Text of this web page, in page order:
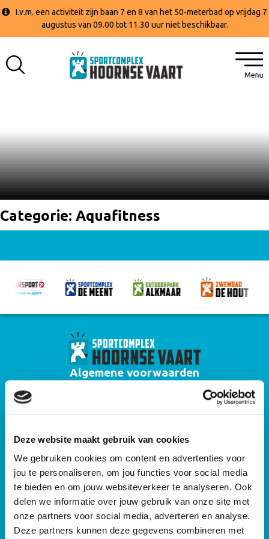
Deze website maakt gebruik van cookies
We gebruiken cookies om content en advertenties voor
jou te personaliseren, om jou functies voor social media
te bieden en om jouw websiteverkeer te analyseren. Ook
delen we informatie over jouw gebruik van onze site met
onze partners voor social media, adverteren en analyse.
Deze partners kunnen deze gegevens combineren met
I.v.m. een activiteit zijn baan 7 en 8 van het 50-meterbad op vrijdag 7
augustus van 09.00 tot 11.30 uur niet beschikbaar.
Categorie: Aquafitness
Algemene voorwaarden
Privacyverklaring
Algemene voorwaarden gebruik sportaccommodaties Alkmaar Sport
Algemene huisregels sportaccommodaties Alkmaar Sport
Cameraprotocol